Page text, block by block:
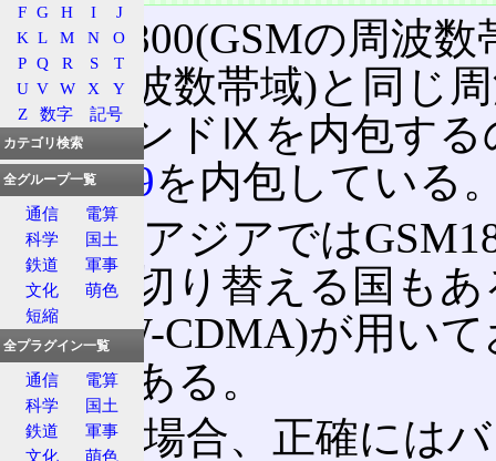
GSM1800(GSMの周波
用の周波数帯域)と同じ
ⅢがバンドⅨを内包する
バンド9を内包している
欧州やアジアでは
ンドに切り替える国も
は3G(W-CDMA)が用い
しつつある。
日本の場合、正確には
F G H I
J
K L M N
O
P Q R S
T
U V W X
Y
Z
数字 記号
カテゴリ検索
全グループ一覧
通信
電算
科学
国土
鉄道
軍事
文化
萌色
短縮
全プラグイン一覧
通信
電算
科学
国土
鉄道
軍事
文化
萌色